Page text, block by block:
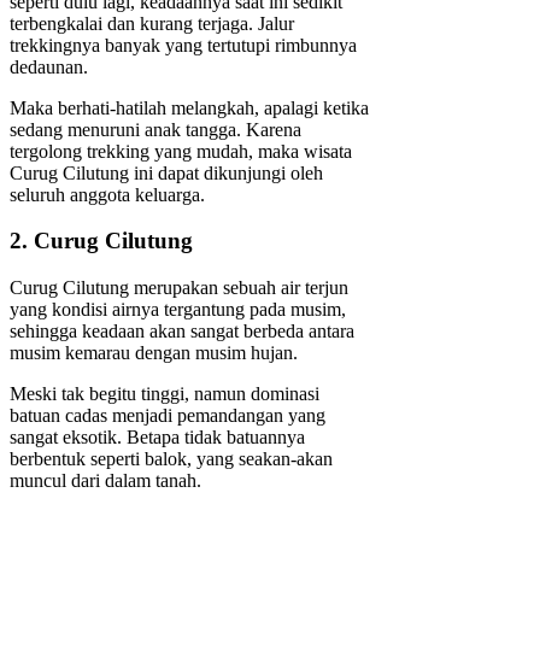
terbengkalai dan kurang terjaga. Jalur
trekkingnya banyak yang tertutupi rimbunnya
dedaunan.
Maka berhati-hatilah melangkah, apalagi ketika
sedang menuruni anak tangga. Karena
tergolong trekking yang mudah, maka wisata
Curug Cilutung ini dapat dikunjungi oleh
seluruh anggota keluarga.
2. Curug Cilutung
Curug Cilutung merupakan sebuah air terjun
yang kondisi airnya tergantung pada musim,
sehingga keadaan akan sangat berbeda antara
musim kemarau dengan musim hujan.
Meski tak begitu tinggi, namun dominasi
batuan cadas menjadi pemandangan yang
sangat eksotik. Betapa tidak batuannya
berbentuk seperti balok, yang seakan-akan
muncul dari dalam tanah.